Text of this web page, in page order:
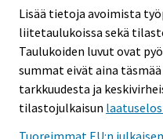
Lisää tietoja avoimista
liitetaulukoissa sekä
Taulukoiden luvut ovat
summat eivät aina
tarkkuudesta ja
tilastojulkaisun